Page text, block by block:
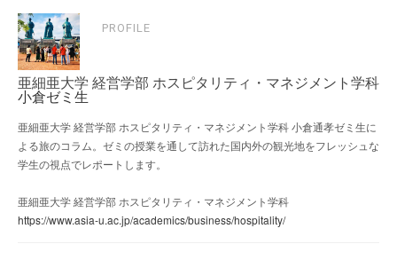
PROFILE
亜細亜大学 経営学部 ホスピタリティ・マネジメント学科
小倉ゼミ生
亜細亜大学 経営学部 ホスピタリティ・マネジメント学科 小倉通孝ゼミ生に
よる旅のコラム。ゼミの授業を通して訪れた国内外の観光地をフレッシュな
学生の視点でレポートします。
亜細亜大学 経営学部 ホスピタリティ・マネジメント学科
https://www.asia-u.ac.jp/academics/business/hospitality/